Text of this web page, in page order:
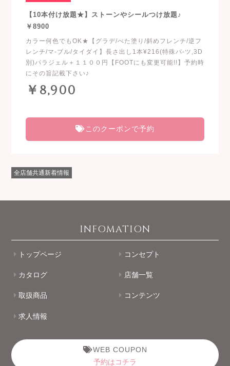
【10本付け放題★】ストーンやシールつけ放題♪
￥8900
カラー何色でもOK★【グラデ/べた塗り/斜めフレンチ/逆フ
レンチ/マ-ブル/タイダイ】長さ出し1本¥216(特殊パ-ツ,3D
別)パラジェル＋１１００円【FOOTにも変更可能!!】予約時
にその旨記載下さい♪
￥8,900
このクーポンで予約
全店舗共通新着情報
INFOMATION
トップページ コンセプト
カタログ 店舗一覧
取扱商品 コンテンツ
求人情報
WEB COUPON
予約はコチラ